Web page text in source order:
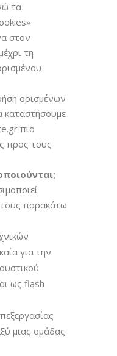
τα
στον
τη
ορισμένων
καταστήσουμε
πιο
προς τους
παρακάτω
για την
ως flash
μιας ομάδας